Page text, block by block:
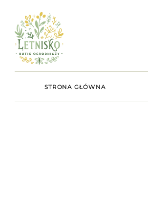
STRONA GŁÓWNA